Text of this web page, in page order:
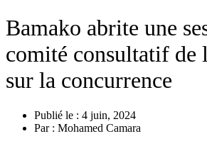
Bamako abrite une
comité consultatif de
sur la concurrence
Publié le : 4 juin, 2024
Par : Mohamed Camara